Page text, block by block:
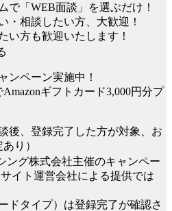
で「WEB面談」を選ぶだけ！
・相談したい方、大歓迎！
い方も歓迎いたします！
ンペーン実施中！
ギフトカード3,000円分プ
後、登録完了した方が対象、お
り）
ング株式会社主催のキャンペー
イト運営会社による提供では
ドタイプ）は登録完了が確認さ